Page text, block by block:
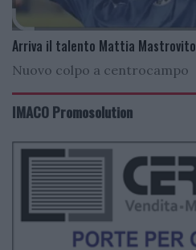
Arriva il talento Mattia Mastrovito
Nuovo colpo a centrocampo
IMACO Promosolution